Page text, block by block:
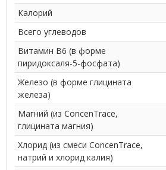
Калорий
Всего углеводов
Витамин B6 (в форме
пиридоксаля-5-фосфата)
Железо (в форме глицината
железа)
Магний (из ConcenTrace,
глицината магния)
Хлорид (из смеси ConcenTrace,
натрий и хлорид калия)